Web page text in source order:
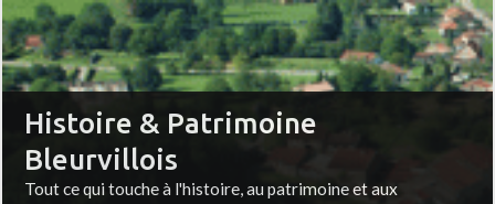
Histoire & Patrimoine
Bleurvillois
Tout ce qui touche à l'histoire, au patrimoine et aux